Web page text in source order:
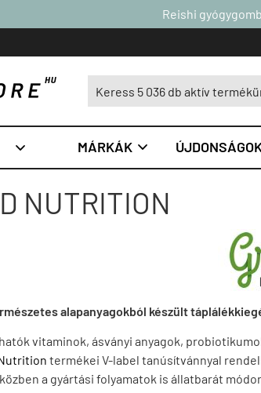
Reishi
 MÁRKÁK 
NUTRITION
alapanyagokból készült
vitaminok, ásványi anyagok,
termékei V-label tanúsítvánnyal
a gyártási folyamatok is állatbarát